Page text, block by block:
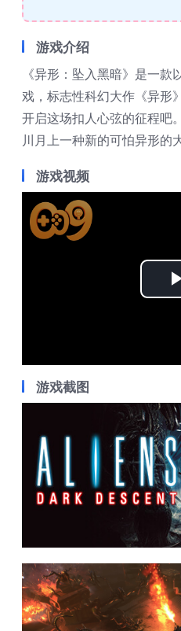
游戏介绍
《异形：坠入黑暗》是一
戏，标志性科幻大作《异形
开启这场扣人心弦的征程吧
川月上一种新的可怕异形的
游戏视频
游戏截图